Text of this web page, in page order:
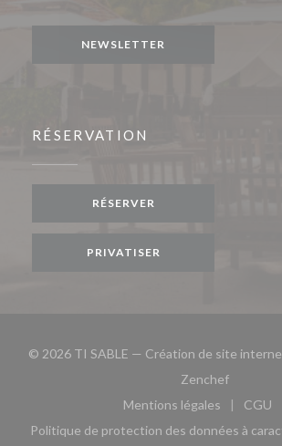
NEWSLETTER
RÉSERVATION
RÉSERVER
PRIVATISER
© 2026 TI SABLE — Création de site
Zenchef((ouvre
Mentions légales
((ouvre une
CGU
Politique de protection des données à
((ouvre